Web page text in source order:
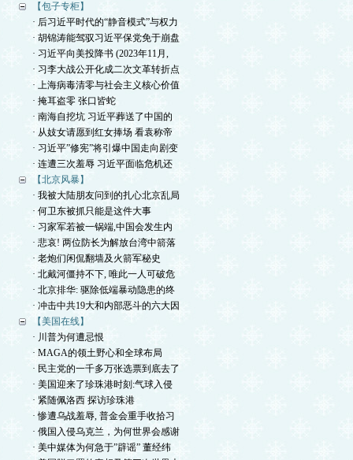
【包子专柜】
· 后习近平时代的“静音模式”与权力
· 胡锦涛能驾驭习近平保党免于崩盘
· 习近平向美投降书 (2023年11月,
· 习李大战公开化成二次文革转折点
· 上海病毒清零与社会主义核心价值
· 掩耳盗零 张口皆蛇
· 南海自挖坑 习近平葬送了中国的
· 从妓女请愿到红女捧场 看袁称帝
· 习近平”修宪”将引爆中国走向剧变
· 连遭三次羞辱 习近平面临危机还
【北京风暴】
· 我被大陆朋友问到的扎心北京乱局
· 何卫东被抓只能是这件大事
· 习家军若被一锅端,中国会发生内
· 悲哀! 两位防长为解放台湾中箭落
· 老炮们闲侃翻墙及火箭军秘史
· 北戴河僵持不下, 唯此一人可破危
· 北京排华: 驱除低端暴动隐患的终
· 冲击中共19大和内部恶斗的六大因
【美国在线】
· 川普为何遭忌恨
· MAGA的领土野心和全球布局
· 民主党的一千多万张选票到底去了
· 美国迎来了珍珠港时刻:气球入侵
· 紧随佩洛西 探访珍珠港
· 惨遭乌战羞辱, 普金会重手收拾习
· 俄国入侵乌克兰，为何世界会感谢
· 美中媒体为何急于”辟谣” 董经纬